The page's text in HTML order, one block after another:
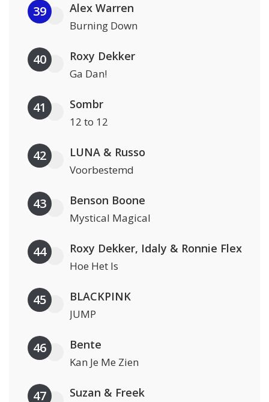
39 Alex Warren
Burning Down
40 Roxy Dekker
Ga Dan!
41 Sombr
12 to 12
42 LUNA & Russo
Voorbestemd
43 Benson Boone
Mystical Magical
44 Roxy Dekker, Idaly & Ronnie Flex
Hoe Het Is
45 BLACKPINK
JUMP
46 Bente
Kan Je Me Zien
47 Suzan & Freek